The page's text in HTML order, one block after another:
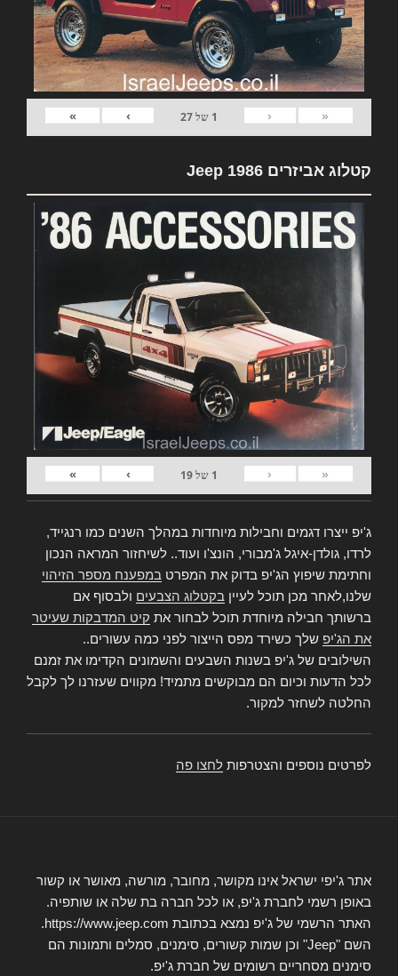
«
‹
1 של27
›
»
קטלוג אביזרים Jeep 1986
«
‹
1 של19
›
»
ג'יפ ייצרו דגמים וחבילות מיוחדות במהלך השנים כמו רנגייד,
לרדו, גולדן-איגל ג'מבורי, הונצ'ו ועוד.. לשיחזור המראה הנכון
וחתימת שיפוץ הג'יפ בדוק את המפרט במפענח מספר הזיהוי
שלנו,לאחר מכן תוכל לעיין בקטלוג הצבעים ולבסוף אם
ברשותך חבילה מיוחדת תוכל לבחור את קיט המדבקות שעיטר
את הג'יפ שלך כשירד מפס הייצור לפני כמה עשורים..
השילובים של ג'יפ בשנות השבעים והשמונים הקדימו את זמנם
לכל הדעות וכיום הם מבוקשים מתמיד! מקווים שעזרנו לך לקבל
החלטה לשחזר למקור.
לפרטים נוספים והצטרפות לחצו פה
אתר ג'יפי ישראל אינו מקושר, מחובר, מורשה, מאושר או קשור
באופן רשמי לחברת ג'יפ, או לכל חברה בת שלה או שותפיה.
האתר הרשמי של ג'יפ נמצא בכתובת https://www.jeep.com.
השם "Jeep" וכן שמות קשורים, סימנים, סמלים ותמונות הם
סימנים מסחריים רשומים של חברת ג'יפ.